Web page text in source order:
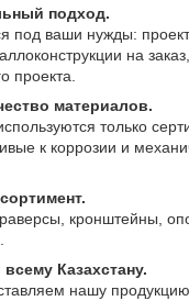
подход.
под ваши нужды:
на
проекта.
материалов.
только
к коррозии и
кронштейны,
Казахстану.
нашу